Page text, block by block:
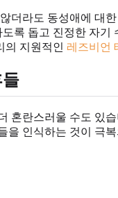
라도 동성애에 대
록 돕고 진정한 자
의 지원적인 레즈비언
란스러울 수도 있
인식하는 것이 극